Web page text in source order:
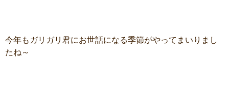
今年もガリガリ君にお世話になる季節がやってまいりまし
たね～